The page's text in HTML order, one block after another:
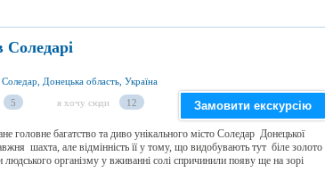
Донецька область, Україна
5 я хочу сюди 12 Замовити екскурсію
головне багатство та диво унікального місто Соледар Донецької
шахта, але відмінність її у тому, що видобувають тут біле золото
організму у вживанні солі спричинили появу ще на зорі